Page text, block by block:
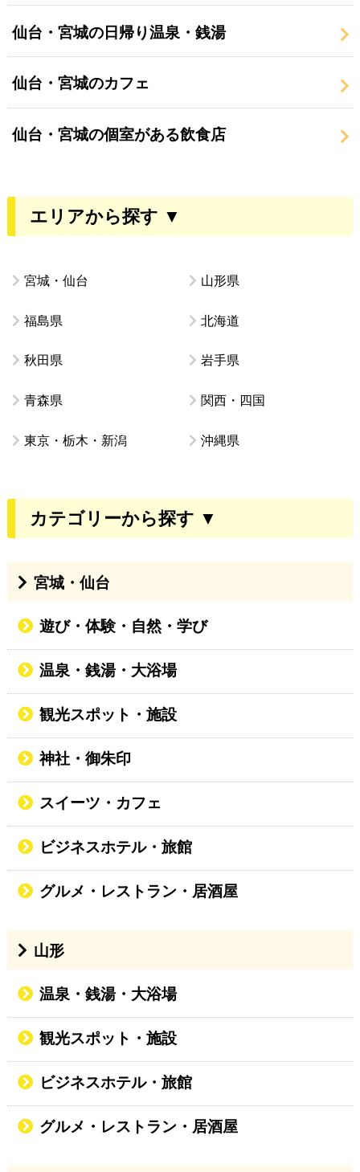
仙台・宮城の日帰り温泉・銭湯
仙台・宮城のカフェ
仙台・宮城の個室がある飲食店
エリアから探す ▼
宮城・仙台 山形県
福島県 北海道
秋田県 岩手県
青森県 関西・四国
東京・栃木・新潟 沖縄県
カテゴリーから探す ▼
宮城・仙台
遊び・体験・自然・学び
温泉・銭湯・大浴場
観光スポット・施設
神社・御朱印
スイーツ・カフェ
ビジネスホテル・旅館
グルメ・レストラン・居酒屋
山形
温泉・銭湯・大浴場
観光スポット・施設
ビジネスホテル・旅館
グルメ・レストラン・居酒屋